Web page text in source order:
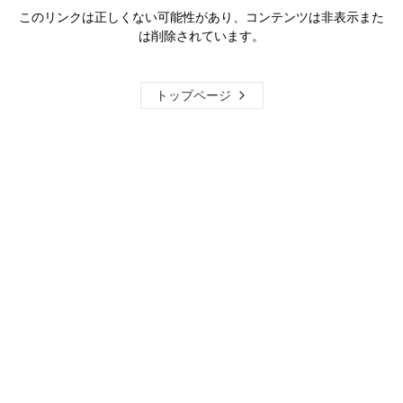
このリンクは正しくない可能性があり、コンテンツは非表示また
は削除されています。
トップページ